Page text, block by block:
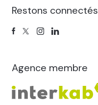
Restons connectés
Agence membre